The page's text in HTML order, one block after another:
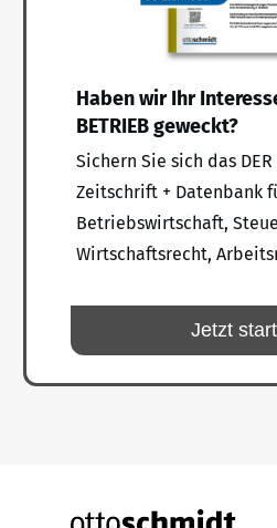
Haben wir Ihr
BETRIEB geweckt?
Sichern Sie sich das DER
Zeitschrift + Datenbank
Betriebswirtschaft,
Wirtschaftsrecht,
Jetzt